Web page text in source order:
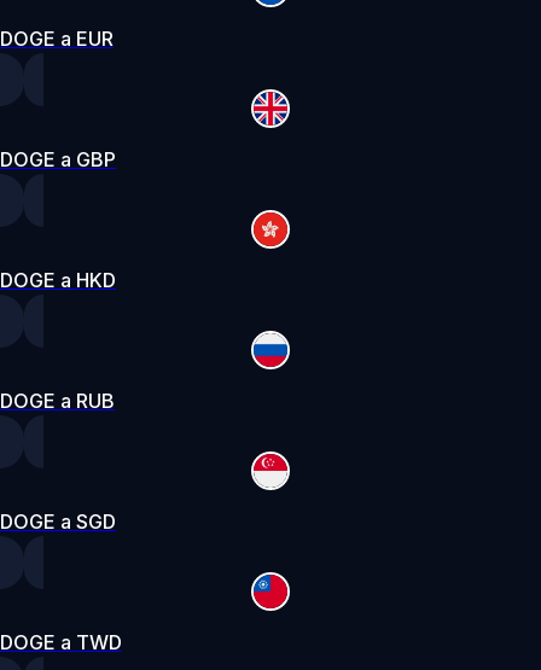
DOGE a EUR
DOGE a GBP
DOGE a HKD
DOGE a RUB
DOGE a SGD
DOGE a TWD